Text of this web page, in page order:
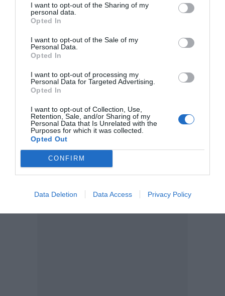
I want to opt-out of the Sharing of my
personal data.
Opted In
I want to opt-out of the Sale of my
Personal Data.
Opted In
I want to opt-out of processing my
Personal Data for Targeted Advertising.
Opted In
I want to opt-out of Collection, Use,
Retention, Sale, and/or Sharing of my
Personal Data that Is Unrelated with the
Purposes for which it was collected.
Opted Out
CONFIRM
Data Deletion Data Access Privacy Policy
AñadirDiarioSabemoscomo fuente preferida de
Google de forma gratuita
ACTIVAR AHORA
JUAN MANUEL MORENO BONILLA